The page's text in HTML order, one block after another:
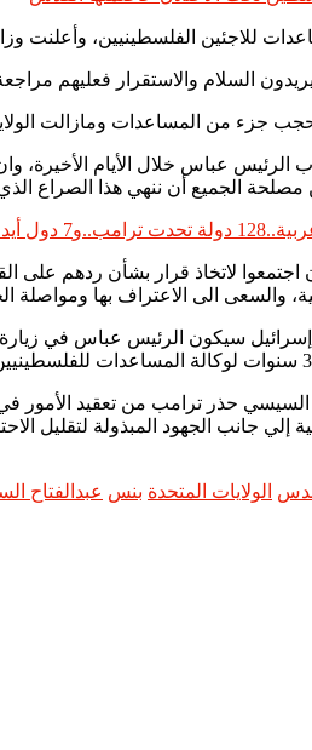
وزارة الخارجية الأمريكية بحجب 60 مليون دولار من المساعدات
السلام والاستقرار فعليهم
جزء من المساعدات ومازالت
عباس خلال الأيام الأخيرة،
مصلحة الجميع أن ننهي هذا الصراع
جزر مجهولة
اجتمعوا لاتخاذ قرار بشأن ردهم
والسعى الى الاعتراف بها ومواصلة
سيكون الرئيس عباس في زيارة
السيسي حذر ترامب من تعقيد
جانب الجهود المبذولة لتقليل
الولايات المتحدة بنس عبدالفتاح